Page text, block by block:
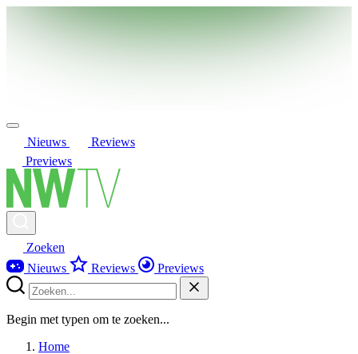
Nieuws
Reviews
Previews
Zoeken
Nieuws
Reviews Previews
Begin met typen om te zoeken...
Home